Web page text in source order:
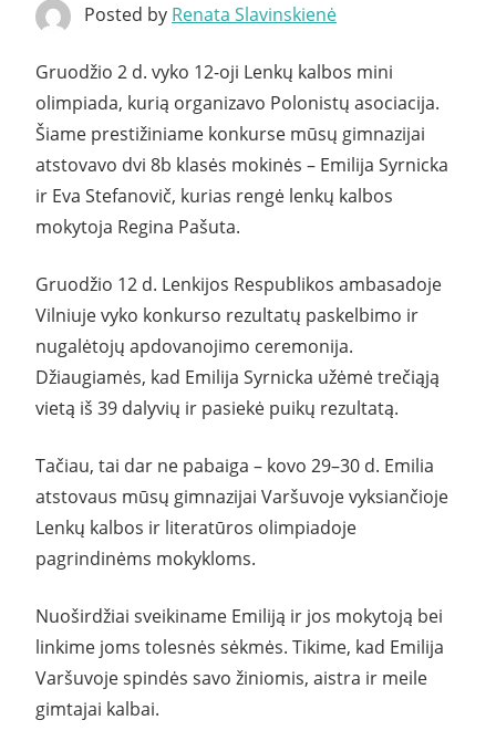
Posted by Renata Slavinskienė
Gruodžio 2 d. vyko 12-oji Lenkų kalbos mini
olimpiada, kurią organizavo Polonistų asociacija.
Šiame prestižiniame konkurse mūsų gimnazijai
atstovavo dvi 8b klasės mokinės – Emilija Syrnicka
ir Eva Stefanovič, kurias rengė lenkų kalbos
mokytoja Regina Pašuta.
Gruodžio 12 d. Lenkijos Respublikos ambasadoje
Vilniuje vyko konkurso rezultatų paskelbimo ir
nugalėtojų apdovanojimo ceremonija.
Džiaugiamės, kad Emilija Syrnicka užėmė trečiąją
vietą iš 39 dalyvių ir pasiekė puikų rezultatą.
Tačiau, tai dar ne pabaiga – kovo 29–30 d. Emilia
atstovaus mūsų gimnazijai Varšuvoje vyksiančioje
Lenkų kalbos ir literatūros olimpiadoje
pagrindinėms mokykloms.
Nuoširdžiai sveikiname Emiliją ir jos mokytoją bei
linkime joms tolesnės sėkmės. Tikime, kad Emilija
Varšuvoje spindės savo žiniomis, aistra ir meile
gimtajai kalbai.